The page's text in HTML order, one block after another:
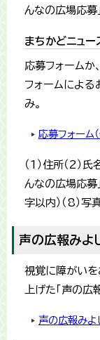
んなの広場応募
まちかどニュー
応募フォームか
フォームによる
み。
応募フォーム
（1）住所（2）
んなの広場応募
字以内）（8）写
声の広報みよ
視覚に障がいを
上げた「声の広
声の広報みよ